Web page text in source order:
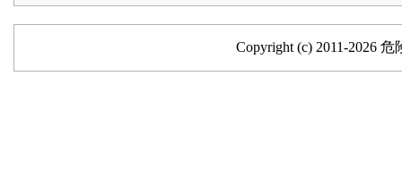
Copyright (c) 2011-2026